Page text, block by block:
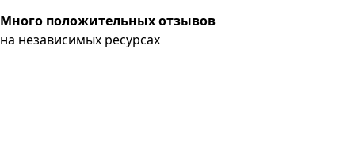
Много положительных отзывов
на независимых ресурсах